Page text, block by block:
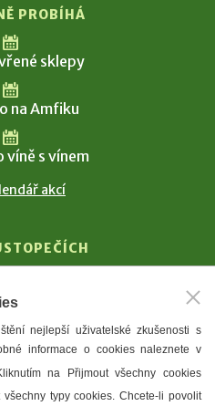
PROBÍHÁ
sklepy
na Amfiku
víně s vínem
akcí
nejlepší uživatelské zkušenosti s
informace o cookies naleznete v
na Přijmout všechny cookies
typy cookies. Chcete-li povolit